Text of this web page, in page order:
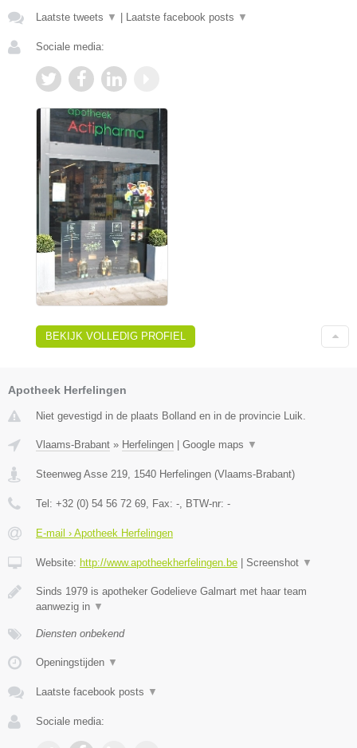
Laatste tweets ▼ Laatste facebook posts ▼
Sociale media:
BEKIJK VOLLEDIG PROFIEL
Apotheek Herfelingen
Niet gevestigd in de plaats Bolland en in de provincie Luik.
Vlaams-Brabant » Herfelingen Google maps ▼
Steenweg Asse 219 1540 Herfelingen (Vlaams-Brabant)
Tel: +32 (0) 54 56 72 69 , Fax: - , BTW-nr: -
E-mail › Apotheek Herfelingen
Website: http://www.apotheekherfelingen.be Screenshot ▼
Sinds 1979 is apotheker Godelieve Galmart met haar team
aanwezig in ▼
Diensten onbekend
Openingstijden ▼
Laatste facebook posts ▼
Sociale media: